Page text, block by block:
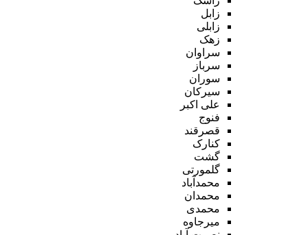
زابل
زابلی
زهک
سراوان
سرباز
سوران
سیرکان
علی اکبر
فنوج
قصرقند
کنارک
گشت
گلمورتی
محمدآباد
محمدان
محمدی
میرجاوه